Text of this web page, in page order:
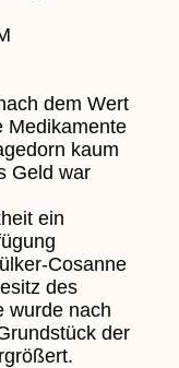
dem Wert
Medikamente
kaum
Geld war
ein
Cosanne
des
wurde nach
der